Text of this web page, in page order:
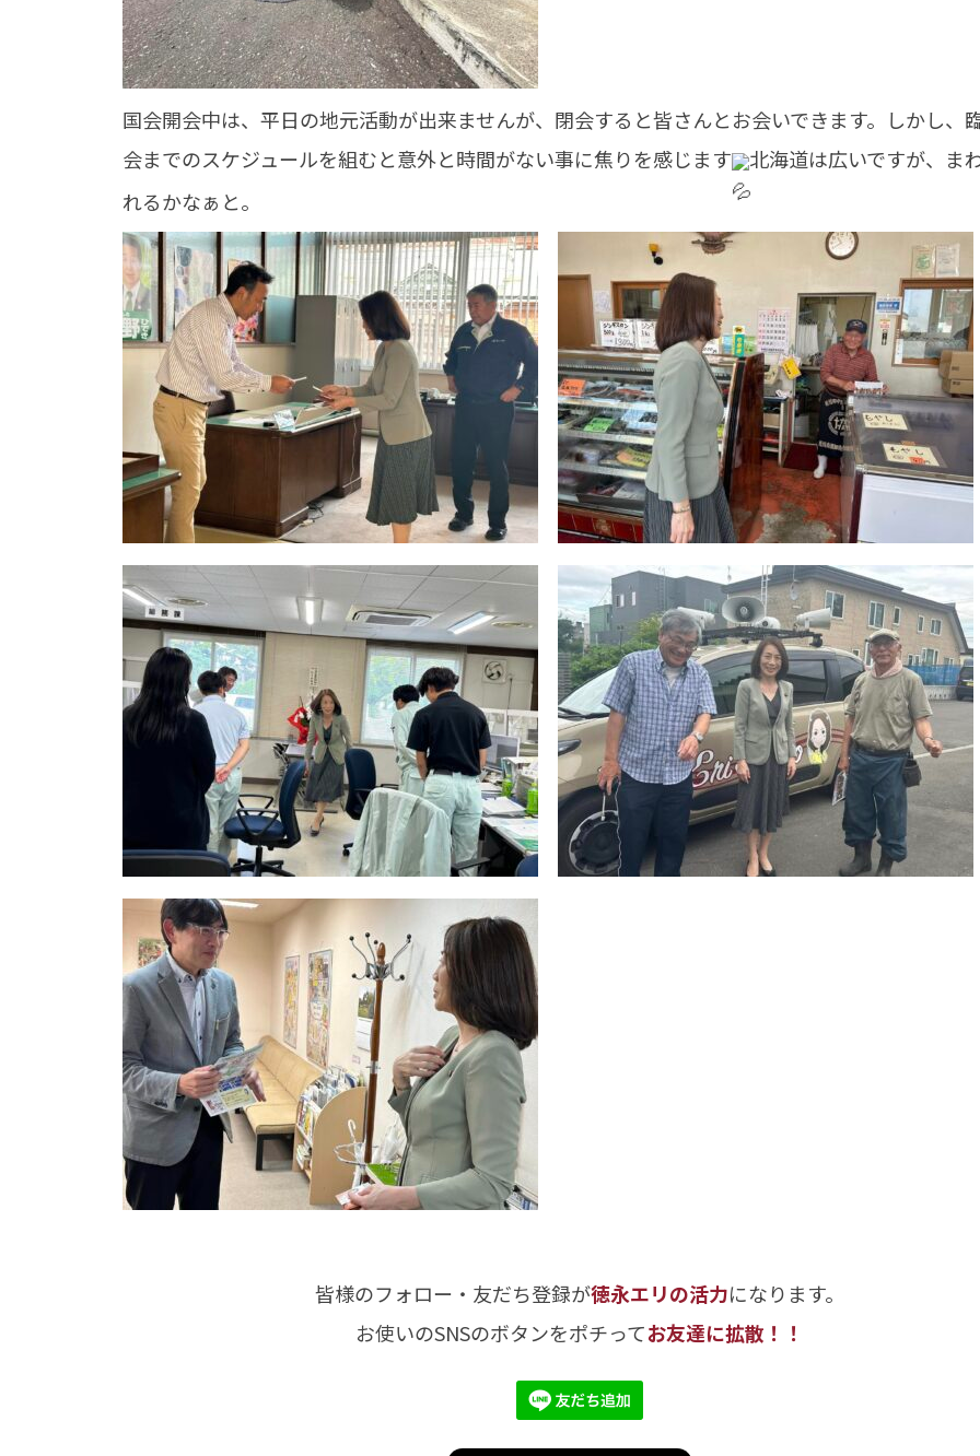
国会開会中は、平日の地元活動が出来ませんが、閉会すると皆さんとお会いできます。しかし、
会までのスケジュールを組むと意外と時間がない事に焦りを感じます
北海道は広いですが、ま
れるかなぁと。
皆様のフォロー・友だち登録が徳永エリの活力になります。
お使いのSNSのボタンをポチってお友達に拡散！！